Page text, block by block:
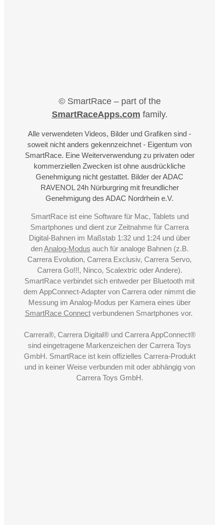
© SmartRace – part of the
SmartRaceApps.com family.
Alle verwendeten Videos, Bilder und Grafiken sind -
soweit nicht anders gekennzeichnet - Eigentum von
SmartRace. Eine Weiterverwendung zu privaten oder
kommerziellen Zwecken ist ohne ausdrückliche
Genehmigung nicht gestattet. Bilder der ADAC
RAVENOL 24h Nürburgring mit freundlicher
Genehmigung des ADAC Nordrhein e.V.
SmartRace ist eine Software für Mac, Tablets und
Smartphones und dient zur Zeitnahme für Carrera
Digital-Bahnen im Maßstab 1:32 und 1:24 und über
denAnalog-Modus auch für analoge Bahnen (z.B.
Carrera Evolution, Carrera Exclusiv, Carrera Servo,
Carrera Go!!!, Ninco, Scalextric oder Andere).
SmartRace verbindet sich entweder per Bluetooth mit
dem AppConnect-Adapter von Carrera oder nimmt die
Messung im Analog-Modus per Kamera eines über
SmartRace Connectverbundenen Smartphones vor.
Carrera®, Carrera Digital® und Carrera AppConnect®
sind eingetragene Markenzeichen der Carrera Toys
GmbH. SmartRace ist kein offizielles Carrera-Produkt
und in keiner Weise verbunden mit oder abhängig von
Carrera Toys GmbH.